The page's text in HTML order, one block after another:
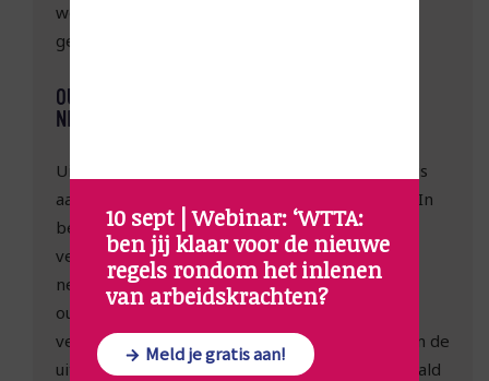
wordt dit ouderschapsverlof niet in mindering
gebracht.
OUDERSCHAPSVERLOF TOCH NIET OPNEMEN OF
NIET VOORTZETTEN
Uitgangspunt is dat de werknemer gebonden is
aan zijn aanvraag voor het ouderschapsverlof. In
bepaalde gevallen kan een werknemer een
verzoek doen om het verlof toch niet op te
nemen of niet te verlengen. Let bij betaald
ouderschapsverlof wel op dat het opgenomen
verlof op hele weken uitkomt, want anders kan de
uitkering niet aangevraagd worden. Bij onbetaald
10 sept | Webinar: ‘WTTA:
ben jij klaar voor de nieuwe
regels rondom het inlenen
van arbeidskrachten?
Meld je gratis aan!